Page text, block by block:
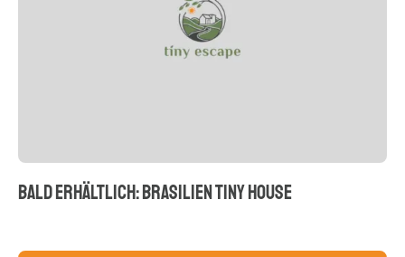
BALD ERHÄLTLICH: BRASILIEN TINY HOUSE